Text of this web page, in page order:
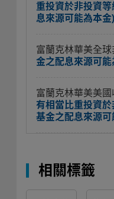
重投資於非投資
息來源可能為本金)
富蘭克林華美全
金之配息來源可能
富蘭克林華美美
有相當比重投資
基金之配息來源可
相關標籤